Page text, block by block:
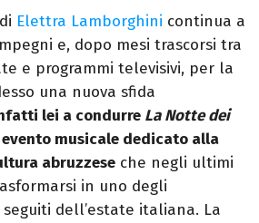
Editor. Si specializza poi in
digitale, Giornalismo e
presso La Sapienza,
con alcune testate ed uffici
Elettra Lamborghini continua a
e, dopo mesi trascorsi tra
e programmi televisivi, per la
una nuova sfida
lei a condurre La Notte dei
musicale dedicato alla
abruzzese che negli ultimi
in uno degli
dell’estate italiana. La